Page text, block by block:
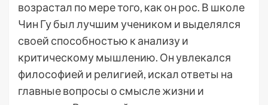
возрастал по мере того, как он рос. В школе
Чин Гу был лучшим учеником и выделялся
своей способностью к анализу и
критическому мышлению. Он увлекался
философией и религией, искал ответы на
главные вопросы о смысле жизни и